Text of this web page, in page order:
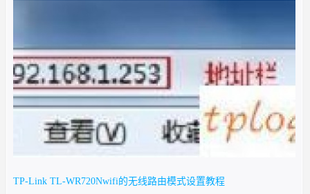
TP-Link TL-WR720Nwifi的无线路由模式设置教程